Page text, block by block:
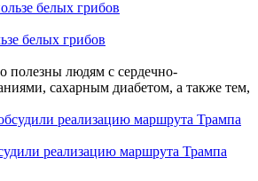
белых грибов
полезны людям с сердечно-
сахарным диабетом, а также тем,
реализацию маршрута Трампа